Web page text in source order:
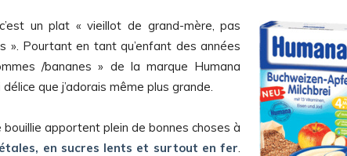
un plat « vieillot de grand-mère, pas
». Pourtant en tant qu’enfant des années
/bananes » de la marque Humana
que j’adorais même plus grande.
apportent plein de bonnes choses à
en sucres lents et surtout en fer.